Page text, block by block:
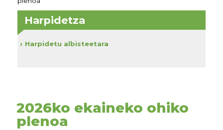
2026ko ekaineko ohiko
plenoa
Harpidetza
Harpidetu albisteetara